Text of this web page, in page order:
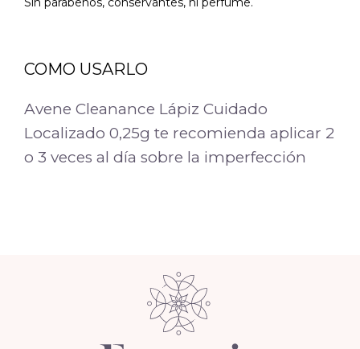
COMO USARLO
Avene Cleanance Lápiz Cuidado
Localizado 0,25g te recomienda aplicar 2
o 3 veces al día sobre la imperfección